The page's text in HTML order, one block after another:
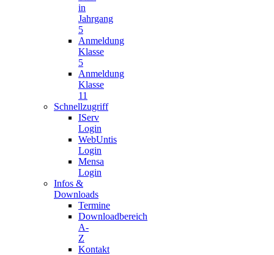
in
Jahrgang
5
Anmeldung
Klasse
5
Anmeldung
Klasse
11
Schnellzugriff
IServ
Login
WebUntis
Login
Mensa
Login
Infos &
Downloads
Termine
Downloadbereich
A-
Z
Kontakt